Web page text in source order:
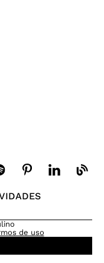
de uso